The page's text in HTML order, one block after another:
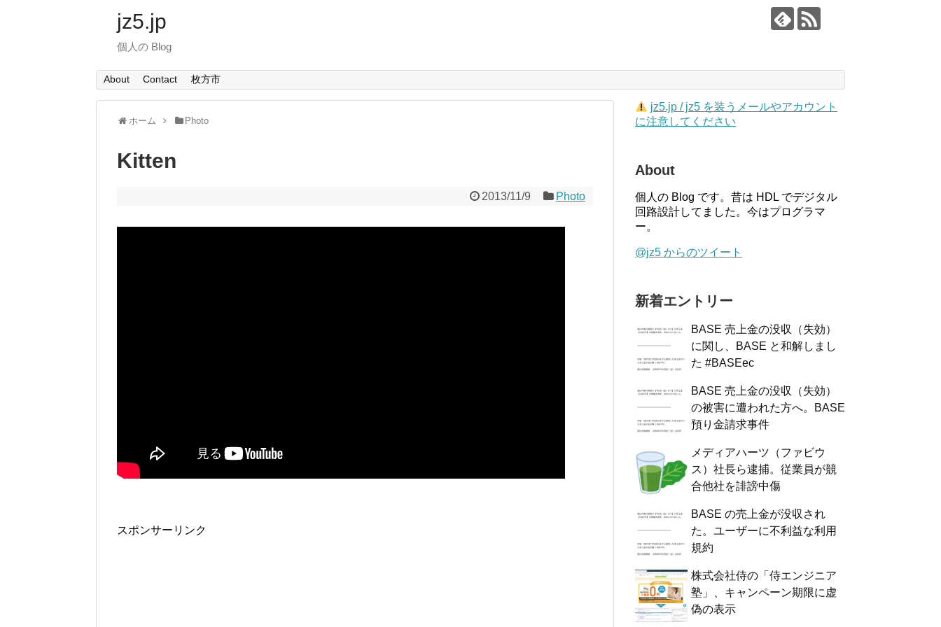
jz5.jp
個人の Blog
About Contact 枚方市
ホーム Photo
Kitten
2013/11/9 Photo
スポンサーリンク
jz5.jp / jz5 を装うメールやアカウント
に注意してください
About
個人の Blog です。昔は HDL でデジタル
回路設計してました。今はプログラマ
ー。
@jz5 からのツイート
新着エントリー
BASE 売上金の没収（失効）
に関し、BASE と和解しまし
た #BASEec
BASE 売上金の没収（失効）
の被害に遭われた方へ。BASE
預り金請求事件
メディアハーツ（ファビウ
ス）社長ら逮捕。従業員が競
合他社を誹謗中傷
BASE の売上金が没収され
た。ユーザーに不利益な利用
規約
株式会社侍の「侍エンジニア
塾」、キャンペーン期限に虚
偽の表示